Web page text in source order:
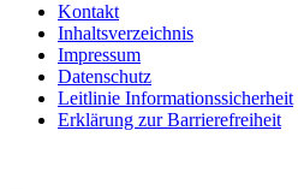
Kontakt
Inhaltsverzeichnis
Impressum
Datenschutz
Leitlinie Informationssicherheit
Erklärung zur Barrierefreiheit